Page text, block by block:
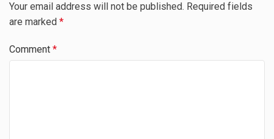
Your email address will not be published. Required fields
are marked *
Comment *